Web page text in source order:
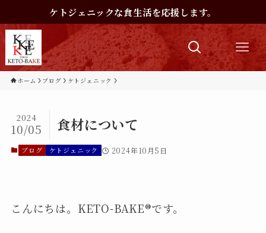
ケトジェニックな食生活を応援します。
ホーム ブログ ケトジェニック
食材について
2024
10/05
ブログ ケトジェニック 2024年10月5日
こんにちは。KETO-BAKE®︎です。